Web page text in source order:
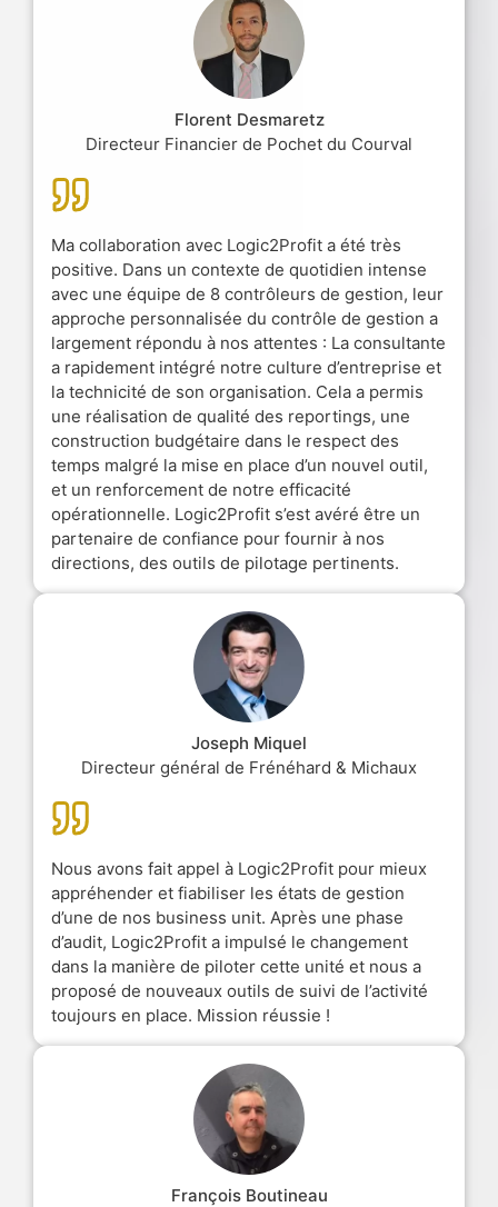
Florent Desmaretz
Directeur Financier de Pochet du Courval
Ma collaboration avec Logic2Profit a été très
positive. Dans un contexte de quotidien intense
avec une équipe de 8 contrôleurs de gestion, leur
approche personnalisée du contrôle de gestion a
largement répondu à nos attentes : La consultante
a rapidement intégré notre culture d’entreprise et
la technicité de son organisation. Cela a permis
une réalisation de qualité des reportings, une
construction budgétaire dans le respect des
temps malgré la mise en place d’un nouvel outil,
et un renforcement de notre efficacité
opérationnelle. Logic2Profit s’est avéré être un
partenaire de confiance pour fournir à nos
directions, des outils de pilotage pertinents.
Joseph Miquel
Directeur général de Frénéhard & Michaux
Nous avons fait appel à Logic2Profit pour mieux
appréhender et fiabiliser les états de gestion
d’une de nos business unit. Après une phase
d’audit, Logic2Profit a impulsé le changement
dans la manière de piloter cette unité et nous a
proposé de nouveaux outils de suivi de l’activité
toujours en place. Mission réussie !
François Boutineau